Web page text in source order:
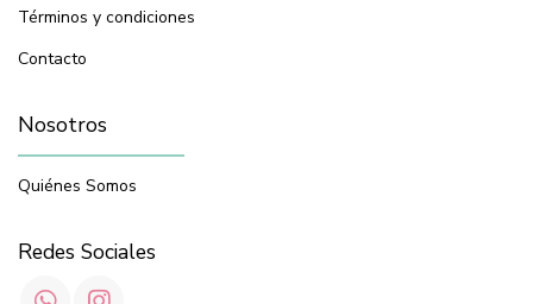
Términos y condiciones
Contacto
Nosotros
Quiénes Somos
Redes Sociales